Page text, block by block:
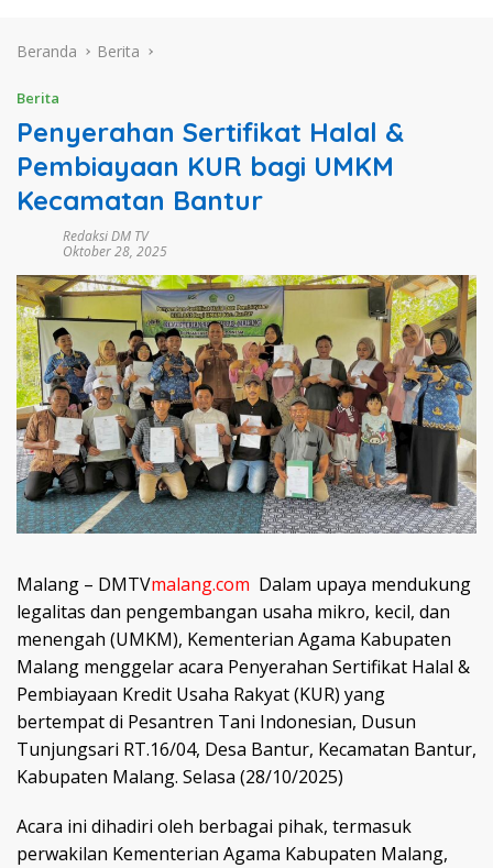
Beranda Berita
Berita
Penyerahan Sertifikat Halal &
Pembiayaan KUR bagi UMKM
Kecamatan Bantur
Redaksi DM TV
Oktober 28, 2025
Malang – DMTVmalang.com Dalam upaya mendukung
legalitas dan pengembangan usaha mikro, kecil, dan
menengah (UMKM), Kementerian Agama Kabupaten
Malang menggelar acara Penyerahan Sertifikat Halal &
Pembiayaan Kredit Usaha Rakyat (KUR) yang
bertempat di Pesantren Tani Indonesian, Dusun
Tunjungsari RT.16/04, Desa Bantur, Kecamatan Bantur,
Kabupaten Malang. Selasa (28/10/2025)
Acara ini dihadiri oleh berbagai pihak, termasuk
perwakilan Kementerian Agama Kabupaten Malang,